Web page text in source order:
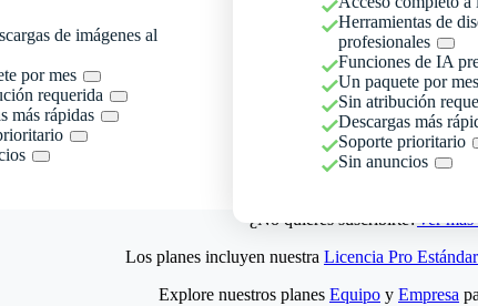
de imágenes al
por mes
requerida
más rápidas
Herramientas de
profesionales
Funciones de IA
Un paquete por mes
Sin atribución
Descargas más
Soporte prioritario
Sin anuncios
¿No quieres suscribirte?Ver
Los planes incluyen nuestra Licencia Pro Estándar
Explore nuestros planes Equipo y Empresa